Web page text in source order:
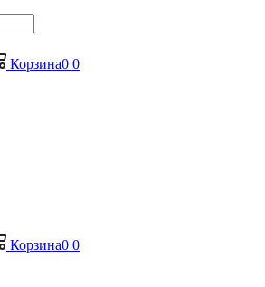
Корзина0 0
Корзина0 0